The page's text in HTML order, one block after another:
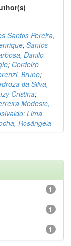
Santos Pereira,
; Santos
Danilo
; Cordeiro
Bruno;
da Silva,
Cristina;
Modesto,
; Lima
Rosângela
1
1
1